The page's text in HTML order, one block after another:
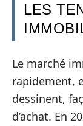
LES
Le marché
rapidement,
dessinent,
d’achat. En